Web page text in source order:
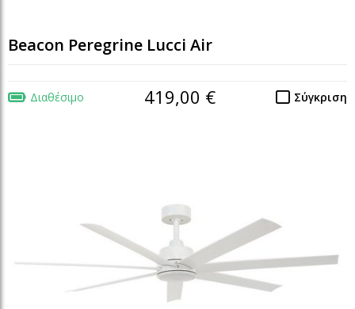
Beacon Peregrine Lucci Air
Διαθέσιμο Σύγκριση
419,00 €